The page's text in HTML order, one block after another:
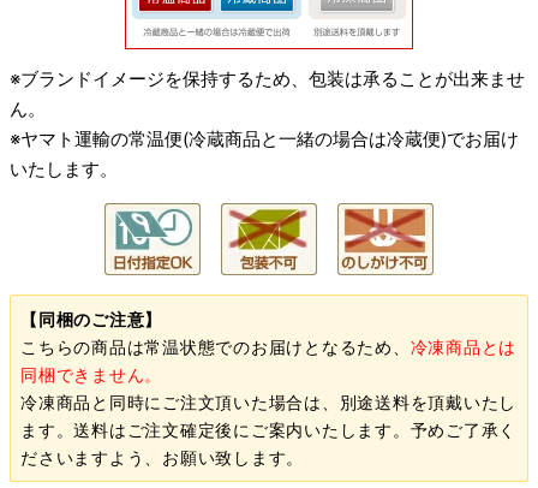
※ブランドイメージを保持するため、包装は承ることが出来ませ
ん。
※ヤマト運輸の常温便(冷蔵商品と一緒の場合は冷蔵便)でお届け
いたします。
【同梱のご注意】
こちらの商品は常温状態でのお届けとなるため、 冷凍商品とは
同梱できません。
冷凍商品と同時にご注文頂いた場合は、別途送料を頂戴いたし
ます。送料はご注文確定後にご案内いたします。予めご了承く
ださいますよう、お願い致します。